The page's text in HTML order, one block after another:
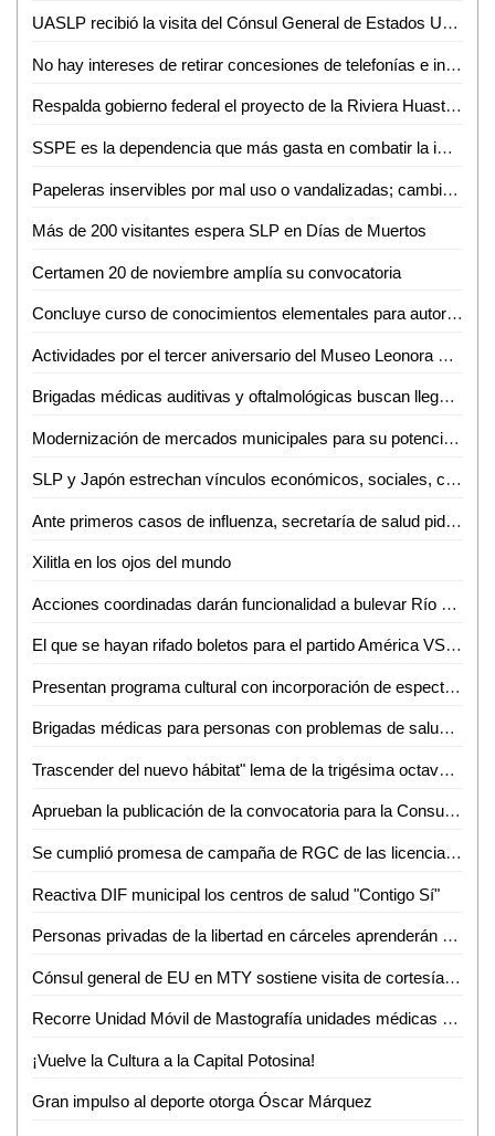
UASLP recibió la visita del Cónsul General de Estados Unidos
No hay intereses de retirar concesiones de telefonías e internet: AMLO
Respalda gobierno federal el proyecto de la Riviera Huasteca, presentado por RGC
SSPE es la dependencia que más gasta en combatir la impunidad
Papeleras inservibles por mal uso o vandalizadas; cambiarán su diseño
Más de 200 visitantes espera SLP en Días de Muertos
Certamen 20 de noviembre amplía su convocatoria
Concluye curso de conocimientos elementales para autoridades municipales de las zonas media y huasteca
Actividades por el tercer aniversario del Museo Leonora Carrington Xilitla
Brigadas médicas auditivas y oftalmológicas buscan llegar a más necesitados
Modernización de mercados municipales para su potencialización y mejor posicionamiento
SLP y Japón estrechan vínculos económicos, sociales, culturales y turísticos
Ante primeros casos de influenza, secretaría de salud pide reforzar cuidados
Xilitla en los ojos del mundo
Acciones coordinadas darán funcionalidad a bulevar Río Santiago
El que se hayan rifado boletos para el partido América VS Atlético de san Luis, es señal de empatía
Presentan programa cultural con incorporación de espectáculos internacionales
Brigadas médicas para personas con problemas de salud llevarán a Tanlajás
Trascender del nuevo hábitat" lema de la trigésima octava Semana del Hábitat de la UASLP
Aprueban la publicación de la convocatoria para la Consulta Ciudadana para Personas con Discapacidad
Se cumplió promesa de campaña de RGC de las licencias: Ríos Medrano
Reactiva DIF municipal los centros de salud "Contigo Sí"
Personas privadas de la libertad en cárceles aprenderán actividades productivas
Cónsul general de EU en MTY sostiene visita de cortesía en las instalaciones de la secretaría de Seguridad Pública del estado
Recorre Unidad Móvil de Mastografía unidades médicas y administrativas del IMSS San Luis Potosí para detección de cáncer de mama
¡Vuelve la Cultura a la Capital Potosina!
Gran impulso al deporte otorga Óscar Márquez